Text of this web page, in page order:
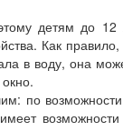
детям до 12
Как
в воду, она
по возможности
возможности